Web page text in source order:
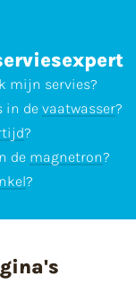
mijn servies?
in de vaatwasser?
?
de magnetron?
?